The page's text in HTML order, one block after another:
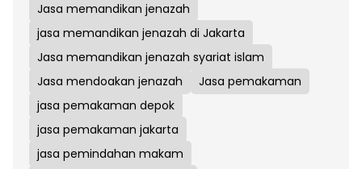
Jasa memandikan jenazah
jasa memandikan jenazah di Jakarta
Jasa memandikan jenazah syariat islam
Jasa mendoakan jenazah
Jasa pemakaman
jasa pemakaman depok
jasa pemakaman jakarta
jasa pemindahan makam